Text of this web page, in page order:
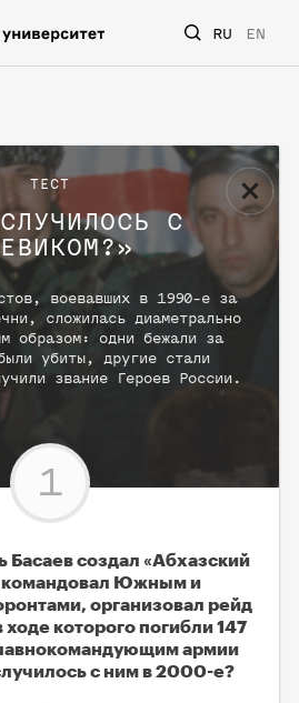
RU EN
ТЕСТ
С
»
воевавших в 1990-е за
сложилась диаметрально
образом: одни бежали за
убиты, другие стали
звание Героев России.
1
создал «Абхазский
командовал Южным и
организовал рейд
ходе которого погибли 147
армии
с ним в 2000-е?